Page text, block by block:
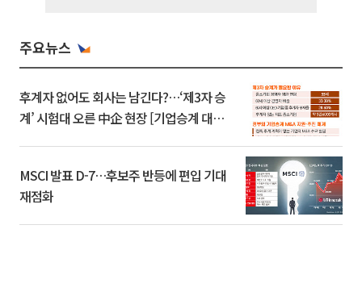
주요뉴스
후계자 없어도 회사는 남긴다?…‘제3자 승
계’ 시험대 오른 中企 현장 [기업승계 대전
MSCI 발표 D-7…후보주 반등에 편입 기대
재점화